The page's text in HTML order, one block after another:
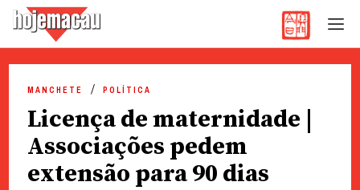
content
MANCHETE POLÍTICA
Licença de maternidade |
Associações pedem
extensão para 90 dias